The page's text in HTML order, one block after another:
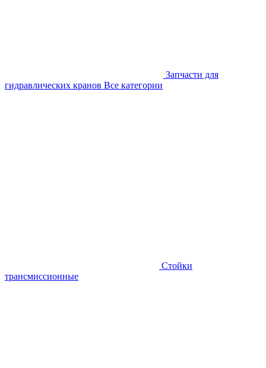
Запчасти для
гидравлических кранов Все категории
Стойки
трансмиссионные